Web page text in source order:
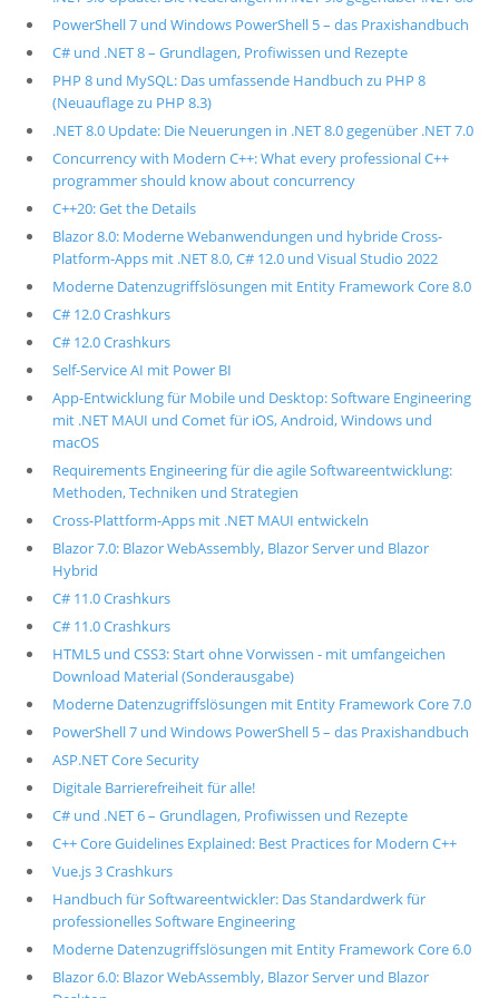
PowerShell 7 und Windows PowerShell 5 – das Praxishandbuch
C# und .NET 8 – Grundlagen, Profiwissen und Rezepte
PHP 8 und MySQL: Das umfassende Handbuch zu PHP 8
(Neuauflage zu PHP 8.3)
.NET 8.0 Update: Die Neuerungen in .NET 8.0 gegenüber .NET 7.0
Concurrency with Modern C++: What every professional C++
programmer should know about concurrency
C++20: Get the Details
Blazor 8.0: Moderne Webanwendungen und hybride Cross-
Platform-Apps mit .NET 8.0, C# 12.0 und Visual Studio 2022
Moderne Datenzugriffslösungen mit Entity Framework Core 8.0
C# 12.0 Crashkurs
C# 12.0 Crashkurs
Self-Service AI mit Power BI
App-Entwicklung für Mobile und Desktop: Software Engineering
mit .NET MAUI und Comet für iOS, Android, Windows und
macOS
Requirements Engineering für die agile Softwareentwicklung:
Methoden, Techniken und Strategien
Cross-Plattform-Apps mit .NET MAUI entwickeln
Blazor 7.0: Blazor WebAssembly, Blazor Server und Blazor
Hybrid
C# 11.0 Crashkurs
C# 11.0 Crashkurs
HTML5 und CSS3: Start ohne Vorwissen - mit umfangeichen
Download Material (Sonderausgabe)
Moderne Datenzugriffslösungen mit Entity Framework Core 7.0
PowerShell 7 und Windows PowerShell 5 – das Praxishandbuch
ASP.NET Core Security
Digitale Barrierefreiheit für alle!
C# und .NET 6 – Grundlagen, Profiwissen und Rezepte
C++ Core Guidelines Explained: Best Practices for Modern C++
Vue.js 3 Crashkurs
Handbuch für Softwareentwickler: Das Standardwerk für
professionelles Software Engineering
Moderne Datenzugriffslösungen mit Entity Framework Core 6.0
Blazor 6.0: Blazor WebAssembly, Blazor Server und Blazor